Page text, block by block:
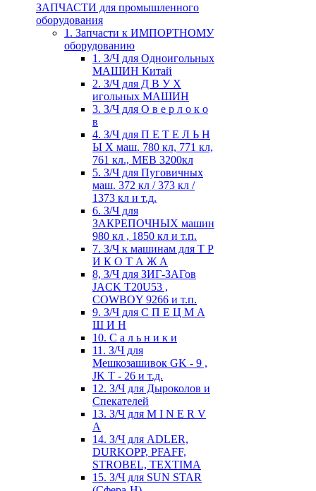
ЗАПЧАСТИ для промышленного
оборудования
1. Запчасти к ИМПОРТНОМУ
оборудованию
1. З/Ч для Одноигольных
МАШИН Китай
2. З/Ч для Д В У Х
игольных МАШИН
3. З/Ч для О в е р л о к о
в
4. З/Ч для П Е Т Е Л Ь Н
Ы Х маш. 780 кл, 771 кл,
761 кл., MEB 3200кл
5. З/Ч для Пуговичных
маш. 372 кл / 373 кл /
1373 кл и т.д.
6. З/Ч для
ЗАКРЕПОЧНЫХ машин
980 кл , 1850 кл и т.п.
7. З/Ч к машинам для Т Р
И К О Т А Ж А
8, З/Ч для ЗИГ-ЗАГов
JACK Т20U53 ,
COWBOY 9266 и т.п.
9. З/Ч для С П Е Ц М А
Ш И Н
10. С а л ь н и к и
11. З/Ч для
Мешкозашивок GK - 9 ,
JK T - 26 и т.д.
12. З/Ч для Дыроколов и
Спекателей
13. З/Ч для M I N E R V
A
14. З/Ч для ADLER,
DURKOPP, PFAFF,
STROBEL, TEXTIMA
15. З/Ч для SUN STAR